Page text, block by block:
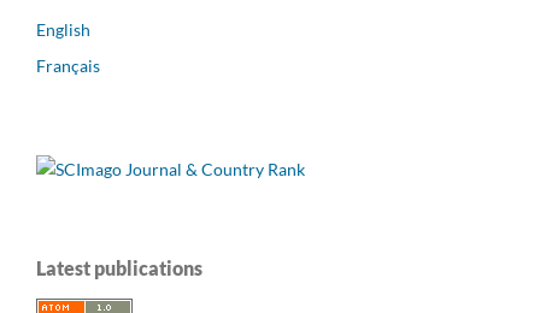
English
Français
Latest publications